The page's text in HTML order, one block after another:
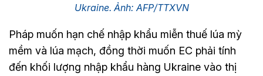
Ukraine. Ảnh: AFP/TTXVN
Pháp muốn hạn chế nhập khẩu miễn thuế lúa mỳ
mềm và lúa mạch, đồng thời muốn EC phải tính
đến khối lượng nhập khẩu hàng Ukraine vào thị